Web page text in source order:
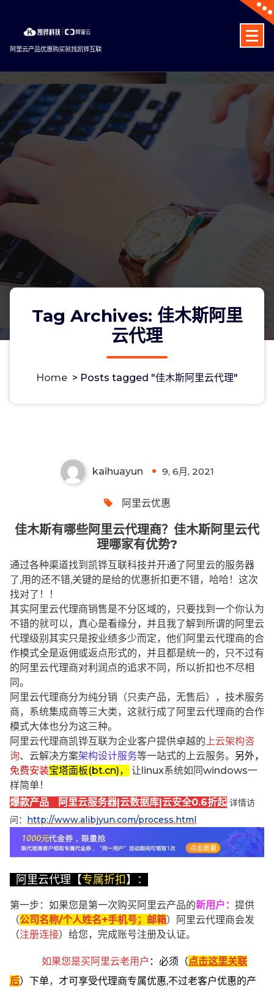
content
阿里云产品优惠购买就找凯铧互联
Tag Archives: 佳木斯阿里
云代理
Home > Posts tagged "佳木斯阿里云代理"
kaihuayun 9, 6月, 2021
阿里云优惠
佳木斯有哪些阿里云代理商？佳木斯阿里云代
理哪家有优势?
通过各种渠道找到凯铧互联科技并开通了阿里云的服务器
了,用的还不错,关键的是给的优惠折扣更不错，哈哈！这次
找对了！！
其实阿里云代理商销售是不分区域的，只要找到一个你认为
不错的就可以，真心是看缘分，并且我了解到所谓的阿里云
代理级别其实只是按业绩多少而定，他们阿里云代理商的合
作模式全是返佣或返点形式的，并且都是统一的，只不过有
的阿里云代理商对利润点的追求不同，所以折扣也不尽相
同。
阿里云代理商分为纯分销（只卖产品，无售后），技术服务
商，系统集成商等三大类，这就行成了阿里云代理商的合作
模式大体也分为这三种。
阿里云代理商凯铧互联为企业客户提供卓越的 上云架构咨
询、云解决方案架构设计服务等一站式的上云服务。 另外，
免费安装宝塔面板(bt.cn)，
让linux系统如同windows一
样简单！
爆款产品 阿里云服务器|云数据库|云安全0.6折起 详情访
问： http://www.alibjyun.com/process.html
阿里云代理【专属折扣】：
第一步：如果您是第一次购买阿里云产品的新用户 ： 提供
（公司名称/个人姓名+手机号；邮箱）阿里云代理商会发
（注册连接）给您，完成账号注册及认证。
如果您是买阿里云老用户 ： 必须 （点击这里关联
后） 下单， 才可享受代理商专属优惠,不过老客户优惠的产